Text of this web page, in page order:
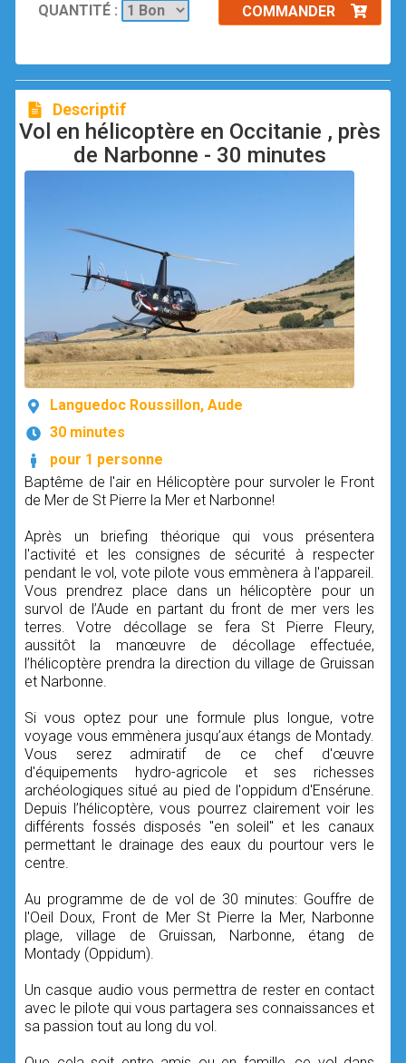
QUANTITÉ : COMMANDER
Descriptif
Vol en hélicoptère en Occitanie , près
de Narbonne - 30 minutes
Languedoc Roussillon, Aude
30 minutes
pour 1 personne
Baptême de l'air en Hélicoptère pour survoler le Front
de Mer de St Pierre la Mer et Narbonne!
Après un briefing théorique qui vous présentera
l'activité et les consignes de sécurité à respecter
pendant le vol, vote pilote vous emmènera à l'appareil.
Vous prendrez place dans un hélicoptère pour un
survol de l’Aude en partant du front de mer vers les
terres. Votre décollage se fera St Pierre Fleury,
aussitôt la manœuvre de décollage effectuée,
l’hélicoptère prendra la direction du village de Gruissan
et Narbonne.
Si vous optez pour une formule plus longue, votre
voyage vous emmènera jusqu’aux étangs de Montady.
Vous serez admiratif de ce chef d'œuvre
d'équipements hydro-agricole et ses richesses
archéologiques situé au pied de l'oppidum d'Ensérune.
Depuis l’hélicoptère, vous pourrez clairement voir les
différents fossés disposés "en soleil" et les canaux
permettant le drainage des eaux du pourtour vers le
centre.
Au programme de de vol de 30 minutes: Gouffre de
l'Oeil Doux, Front de Mer St Pierre la Mer, Narbonne
plage, village de Gruissan, Narbonne, étang de
Montady (Oppidum).
Un casque audio vous permettra de rester en contact
avec le pilote qui vous partagera ses connaissances et
sa passion tout au long du vol.